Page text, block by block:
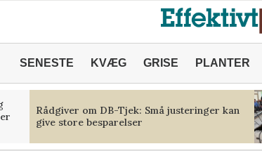
SENESTE KVÆG GRISE PLANTER
Rådgiver om DB-Tjek: Små justeringer kan
give store besparelser